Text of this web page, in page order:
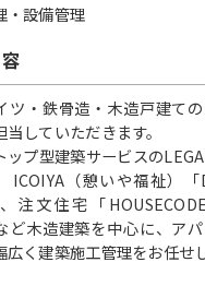
・設備管理
ツ・鉄骨造・木造戸建て
していただきます。
ップ型建築サービスの
（憩いや福祉）「
注文住宅「
ど木造建築を中心に、ア
広く建築施工管理をお任せ